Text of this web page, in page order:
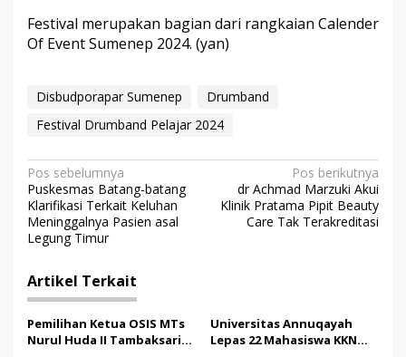
Festival merupakan bagian dari rangkaian Calender
Of Event Sumenep 2024. (yan)
Disbudporapar Sumenep
Drumband
Festival Drumband Pelajar 2024
N
a
v
i
g
a
s
Pos sebelumnya
Puskesmas Batang-batang
Klarifikasi Terkait Keluhan
Meninggalnya Pasien asal
Legung Timur
Pos berikutnya
dr Achmad Marzuki Akui
Klinik Pratama Pipit Beauty
Care Tak Terakreditasi
Artikel Terkait
Pemilihan Ketua OSIS MTs
Nurul Huda II Tambaksari
Universitas Annuqayah
Lepas 22 Mahasiswa KKN